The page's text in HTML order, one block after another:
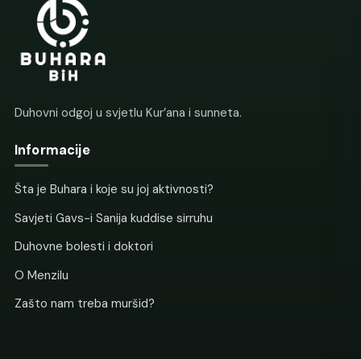
Duhovni odgoj u svjetlu Kur’ana i sunneta.
Informacije
Šta je Buhara i koje su joj aktivnosti?
Savjeti Gavs-i Sanija kuddise sirruhu
Duhovne bolesti i doktori
O Menzilu
Zašto nam treba muršid?